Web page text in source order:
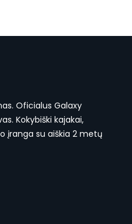
Oficialus Galaxy
Kokybiški kajakai,
įranga su aiškia 2 metų